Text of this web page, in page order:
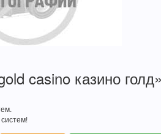
casino казино